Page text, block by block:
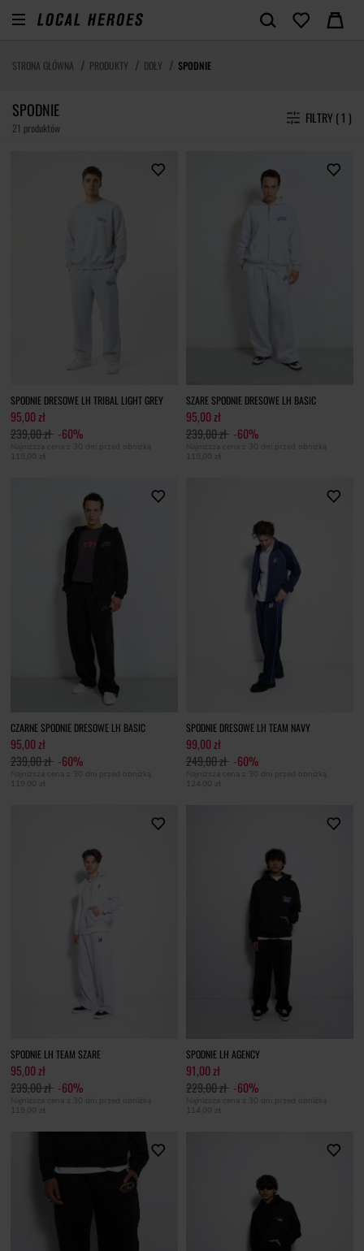
STRONA GŁÓWNA PRODUKTY DOŁY SPODNIE
SPODNIE
21 produktów
FILTRY ( 1 )
SPODNIE DRESOWE LH TRIBAL LIGHT GREY
95,00 zł
239,00 zł -60%
Najniższa cena z 30 dni przed obniżką
119,00 zł
SZARE SPODNIE DRESOWE LH BASIC
95,00 zł
239,00 zł -60%
Najniższa cena z 30 dni przed obniżką
119,00 zł
CZARNE SPODNIE DRESOWE LH BASIC
95,00 zł
239,00 zł -60%
Najniższa cena z 30 dni przed obniżką
119,00 zł
SPODNIE DRESOWE LH TEAM NAVY
99,00 zł
249,00 zł -60%
Najniższa cena z 30 dni przed obniżką
124,00 zł
SPODNIE LH TEAM SZARE
95,00 zł
239,00 zł -60%
Najniższa cena z 30 dni przed obniżką
119,00 zł
SPODNIE LH AGENCY
91,00 zł
229,00 zł -60%
Najniższa cena z 30 dni przed obniżką
114,00 zł